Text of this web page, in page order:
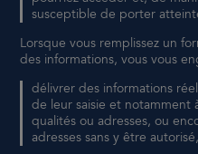
susceptible de porter
Lorsque vous remplissez un
des informations, vous vous
délivrer des informations
de leur saisie et notamment
qualités ou adresses, ou
adresses sans y être autorisé,